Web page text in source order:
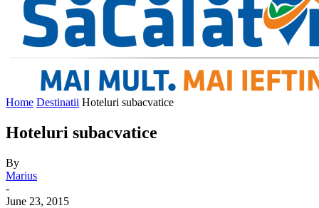
Home Destinatii Hoteluri subacvatice
Hoteluri subacvatice
By
Marius
-
June 23, 2015